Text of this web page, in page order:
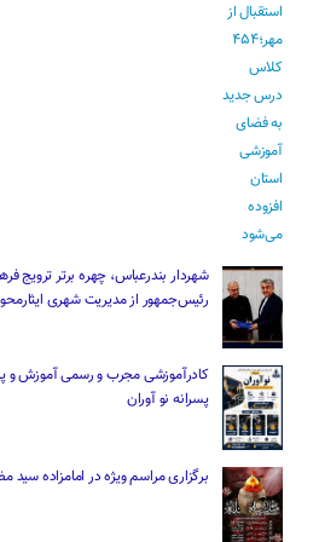
شهردار بندرعباس، چهره برتر ترویج
رئیس‌جمهور از مدیریت شهری
کادرآموزشی مجرب و رسمی آموزش و
پسرانه نو آوران
برگزاری مراسم ویژه در امامزاده سید